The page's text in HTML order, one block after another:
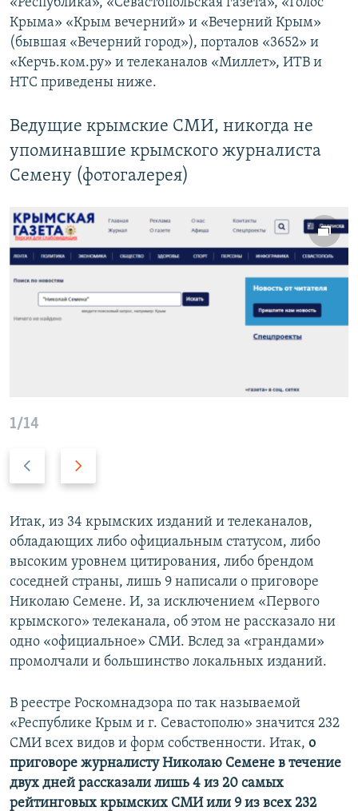
с
л
а
й
л
а
й
д
«Республика», «Севастопольская газета», «Голос
Крыма» «Крым вечерний» и «Вечерний Крым»
(бывшая «Вечерний город»), порталов «3652» и
«Керчь.ком.ру» и телеканалов «Миллет», ИТВ и
НТС приведены ниже.
Ведущие крымские СМИ, никогда не
упоминавшие крымского журналиста
Семену (фотогалерея)
1/14
д
ы
д
у
щ
и
й
с
а
й
д
д
у
ю
щ
и
й
с
л
й
д
Итак, из 34 крымских изданий и телеканалов,
обладающих либо официальным статусом, либо
высоким уровнем цитирования, либо брендом
соседней страны, лишь 9 написали о приговоре
Николаю Семене. И, за исключением «Первого
крымского» телеканала, об этом не рассказало ни
одно «официальное» СМИ. Вслед за «грандами»
промолчали и большинство локальных изданий.
В реестре Роскомнадзора по так называемой
«Республике Крым и г. Севастополю» значится 232
СМИ всех видов и форм собственности. Итак, о
приговоре журналисту Николаю Семене в течение
двух дней рассказали лишь 4 из 20 самых
рейтинговых крымских СМИ или 9 из всех 232